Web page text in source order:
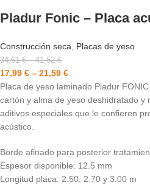
Pladur Fonic – Placa
Construcción seca, Placas de yeso
34,61€–41,52€
17,99 € – 21,59 €
Placa de yeso laminado Pladur
cartón y alma de yeso deshidratado y
aditivos especiales que le confieren
acústico.
Borde afinado para posterior
Espesor disponible: 12.5 mm
Longitud placa: 2.50, 2.70 y 3.00 m